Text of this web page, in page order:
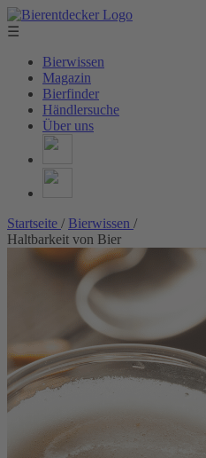
☰
Bierwissen
Magazin
Bierfinder
Händlersuche
Über uns
Startseite / Bierwissen /
Haltbarkeit von Bier